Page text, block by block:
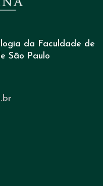
da Faculdade de
São Paulo